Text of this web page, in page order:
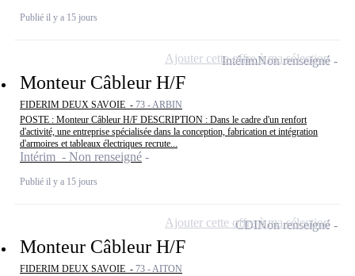
Publié il y a 15 jours
Monteur Câbleur H/F
FIDERIM DEUX SAVOIE - 73 - ARBIN
POSTE : Monteur Câbleur H/F DESCRIPTION : Dans le cadre d'un renfort
d'activité, une entreprise spécialisée dans la conception, fabrication et intégration
d'armoires et tableaux électriques recrute...
Intérim - Non renseigné
Publié il y a 15 jours
IntérimNon renseigné
Ajouter cette offre à ma sélection
Monteur Câbleur H/F
FIDERIM DEUX SAVOIE - 73 - AITON
CDINon renseigné
Ajouter cette offre à ma sélection